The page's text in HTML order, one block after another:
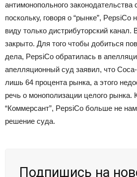
антимонопольного законодательства
поскольку, говоря о “рынке”,
виду только дистрибуторский
закрыто. Для того чтобы добиться
дела, PepsiCo обратилась в
апелляционный суд заявил, что
лишь 64 процента рынка, а этого
речь о монополизации целого рынка.
“Коммерсант”, PepsiCo больше не
решение суда.
Подпишись на